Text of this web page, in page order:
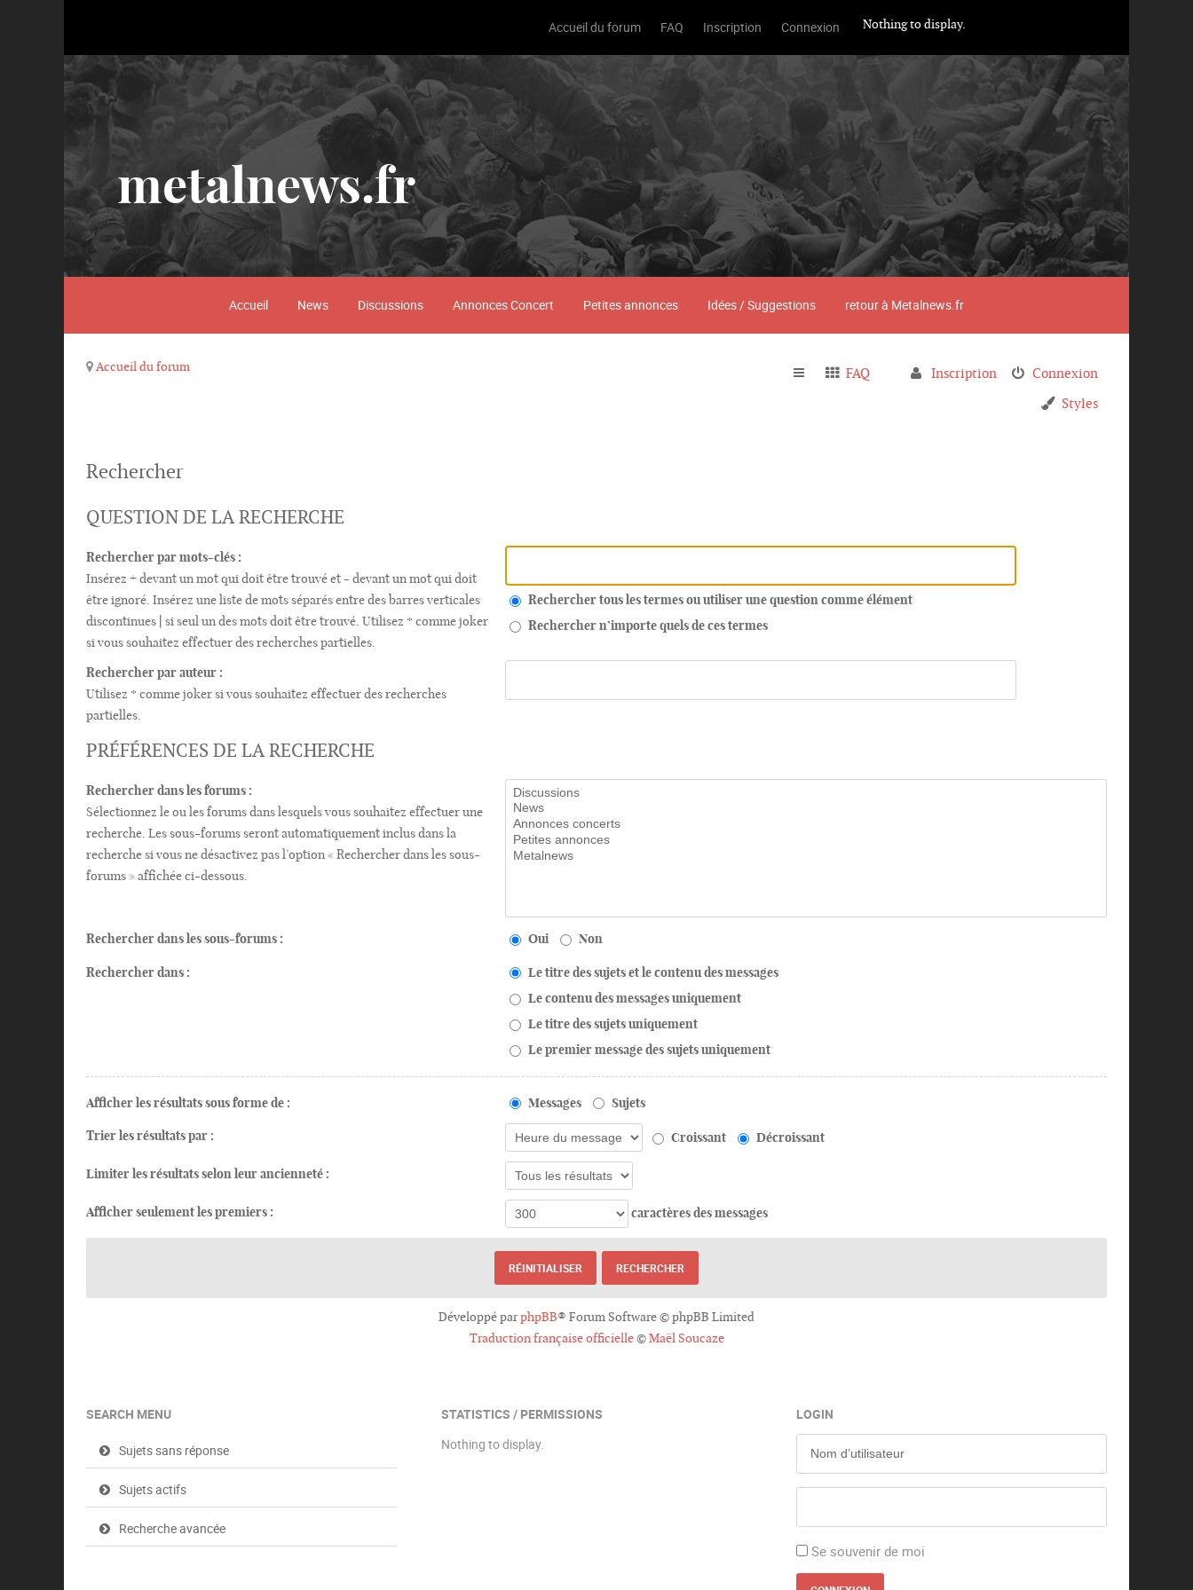
Accueil du forum FAQ Inscription Connexion Nothing to display.
metalnews.fr
Accueil News Discussions Annonces Concert Petites annonces Idées / Suggestions retour à Metalnews.fr
Accueil du forum FAQ Connexion
Inscription
Styles
Rechercher
QUESTION DE LA RECHERCHE
Rechercher par mots-clés :
Insérez +devant un mot qui doit être trouvé et- devant un mot qui doit
être ignoré. Insérez une liste de mots séparés entre des barres verticales
discontinues si seul un des mots doit être trouvé. Utilisez * comme joker
si vous souhaitez effectuer des recherches partielles.
Rechercher tous les termes ou utiliser une question comme élément
Rechercher n’importe quels de ces termes
Rechercher par auteur :
Utilisez * comme joker si vous souhaitez effectuer des recherches
partielles.
PRÉFÉRENCES DE LA RECHERCHE
Rechercher dans les forums :
Sélectionnez le ou les forums dans lesquels vous souhaitez effectuer une
recherche. Les sous-forums seront automatiquement inclus dans la
recherche si vous ne désactivez pas l’option « Rechercher dans les sous-
forums » affichée ci-dessous.
Rechercher dans les sous-forums : Oui Non
Rechercher dans :
Le titre des sujets et le contenu des messages
Le contenu des messages uniquement
Le titre des sujets uniquement
Le premier message des sujets uniquement
Afficher les résultats sous forme de : Messages Sujets
Trier les résultats par : Croissant Décroissant
Limiter les résultats selon leur ancienneté :
Afficher seulement les premiers : caractères des messages
Développé parphpBB® Forum Software © phpBB Limited
Traduction française officielle©Maël Soucaze
SEARCH MENU
Sujets sans réponse
Sujets actifs
Recherche avancée
STATISTICS / PERMISSIONS
Nothing to display.
LOGIN
Se souvenir de moi